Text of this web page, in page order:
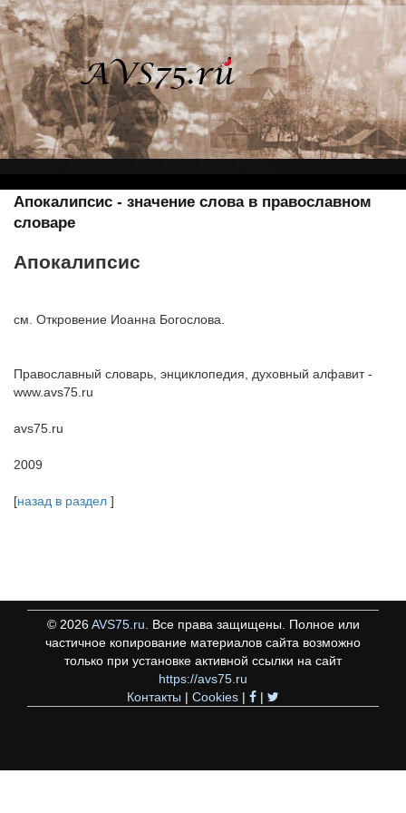
Апокалипсис - значение слова в православном
словаре
Апокалипсис
см. Откровение Иоанна Богослова.
Православный словарь, энциклопедия, духовный алфавит -
www.avs75.ru
avs75.ru
2009
[назад в раздел ]
© 2026 AVS75.ru . Все права защищены. Полное или
частичное копирование материалов сайта возможно
только при установке активной ссылки на сайт
https://avs75.ru
Контакты | Cookies | |